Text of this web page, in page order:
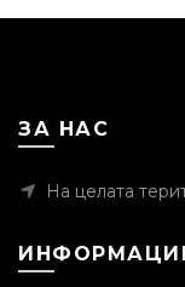
ЗА НАС
На целата